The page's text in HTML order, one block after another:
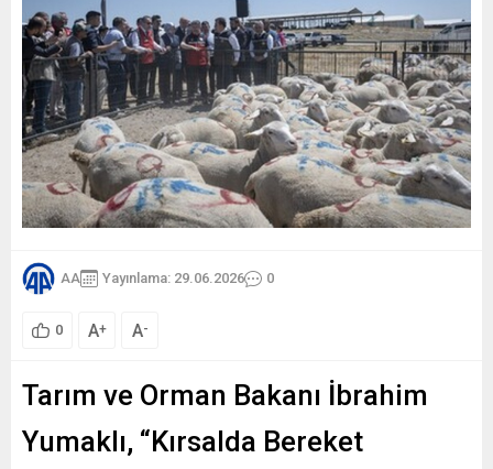
AA Yayınlama: 29.06.2026 0
0 A+ A-
Tarım ve Orman Bakanı İbrahim
Yumaklı, “Kırsalda Bereket